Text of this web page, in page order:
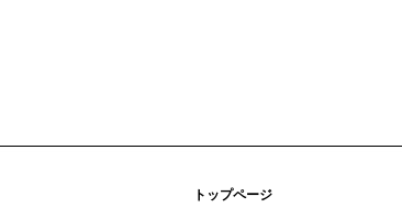
トップページ